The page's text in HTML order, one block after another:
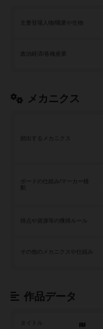
政治経済/各種産業
メカニクス
頻出するメカニクス
ボードの仕組み/マーカー移
その他のメカニクスや仕組み
作品データ
タイトル